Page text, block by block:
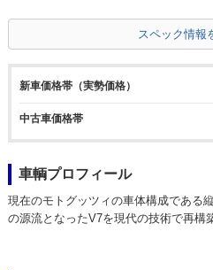
スペック情報
新車価格帯（実勢価格）
中古車価格帯
車輌プロフィール
現在のモトグッツィの車体構成である
の源流となったV7を現代の技術で再構